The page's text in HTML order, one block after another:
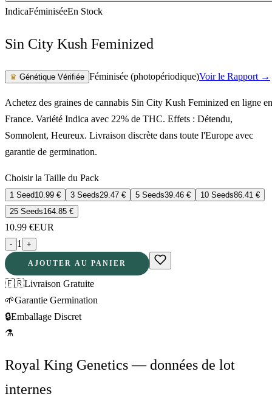
IndicaFéminiséeEn Stock
Sin City Kush Feminized
♛ Génétique Vérifiée Féminisée (photopériodique)Voir le Rapport →
Achetez des graines de cannabis Sin City Kush Feminized en ligne en
France. Variété Indica avec 22% de THC. Effets : Détendu,
Somnolent, Heureux. Livraison discrète dans toute l'Europe avec
garantie de germination.
Choisir la Taille du Pack
1 Seed10.99 € 3 Seeds29.47 € 5 Seeds39.46 € 10 Seeds86.41 €
25 Seeds164.85 €
10.99 €EUR
- 1 +
AJOUTER AU PANIER
🇫🇷Livraison Gratuite
🌱Garantie Germination
🔒Emballage Discret
⚗
Royal King Genetics — données de lot
internes